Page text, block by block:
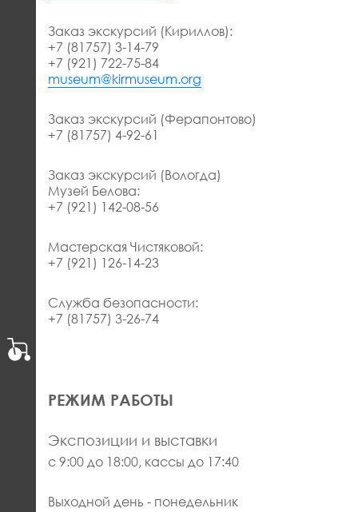
Заказ экскурсий (Кириллов):
+7 (81757) 3-14-79
+7 (921) 722-75-84
museum@kirmuseum.org
Заказ экскурсий (Ферапонтово)
+7 (81757) 4-92-61
Заказ экскурсий (Вологда)
Музей Белова:
+7 (921) 142-08-56
Мастерская Чистяковой:
+7 (921) 126-14-23
Служба безопасности:
+7 (81757) 3-26-74
РЕЖИМ РАБОТЫ
Экспозиции и выставки
с 9:00 до 18:00, кассы до 17:40
Выходной день - понедельник